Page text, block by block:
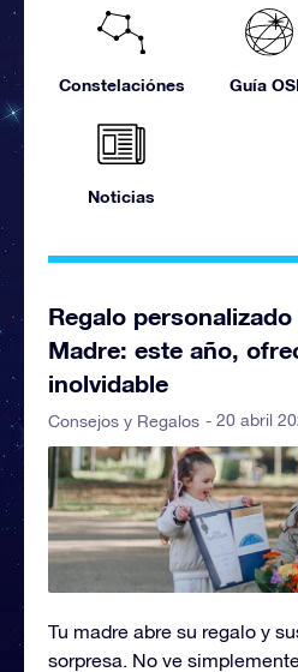
Constelaciónes Guía
Noticias
Regalo
Madre: este año,
inolvidable
Consejos y Regalos - 20 abril
Tu madre abre su regalo y
sorpresa. No ve